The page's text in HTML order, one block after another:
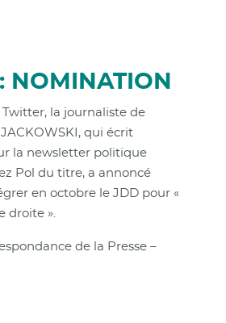
NOMINATION
la journaliste de
qui écrit
la newsletter politique
Pol du titre, a annoncé
en octobre le JDD pour «
droite ».
de la Presse –